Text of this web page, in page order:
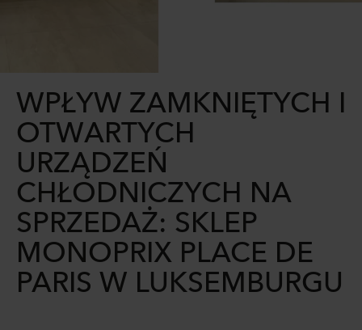
WPŁYW ZAMKNIĘTYCH I
OTWARTYCH
URZĄDZEŃ
CHŁODNICZYCH NA
SPRZEDAŻ: SKLEP
MONOPRIX PLACE DE
PARIS W LUKSEMBURGU